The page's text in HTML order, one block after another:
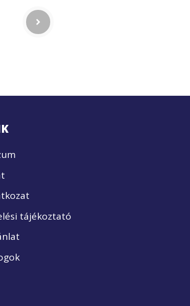
tájékoztató